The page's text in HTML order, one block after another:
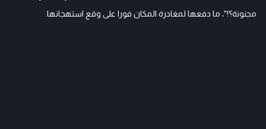
مجنونة؟!"، ما دفعها لمغادرة المكان فورا على وقع استهجانها.